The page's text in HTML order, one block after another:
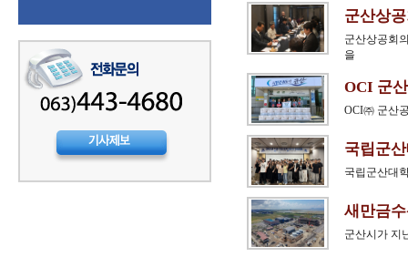
군산상
군산상공회
을
OCI 군
OCI㈜ 군산
국립군
국립군산대
새만금
군산시가 지